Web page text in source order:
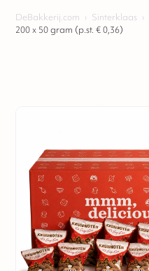
DeBakkerij.com › Sinterklaas ›
200 x 50 gram (p.st. € 0,36)